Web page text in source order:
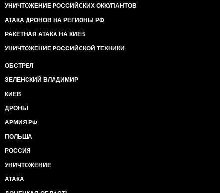
УНИЧТОЖЕНИЕ РОССИЙСКИХ ОККУПАНТОВ
АТАКА ДРОНОВ НА РЕГИОНЫ РФ
РАКЕТНАЯ АТАКА НА КИЕВ
УНИЧТОЖЕНИЕ РОССИЙСКОЙ ТЕХНИКИ
ОБСТРЕЛ
ЗЕЛЕНСКИЙ ВЛАДИМИР
КИЕВ
ДРОНЫ
АРМИЯ РФ
ПОЛЬША
РОССИЯ
УНИЧТОЖЕНИЕ
АТАКА